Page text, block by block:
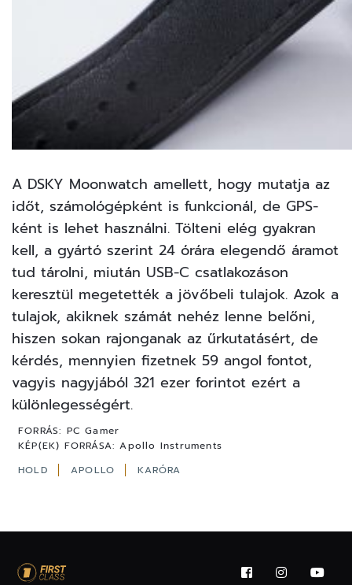
A DSKY Moonwatch amellett, hogy mutatja az
időt, számológépként is funkcionál, de GPS-
ként is lehet használni. Tölteni elég gyakran
kell, a gyártó szerint 24 órára elegendő áramot
tud tárolni, miután USB-C csatlakozáson
keresztül megetették a jövőbeli tulajok. Azok a
tulajok, akiknek számát nehéz lenne belőni,
hiszen sokan rajonganak az űrkutatásért, de
kérdés, mennyien fizetnek 59 angol fontot,
vagyis nagyjából 321 ezer forintot ezért a
különlegességért.
FORRÁS: PC Gamer
KÉP(EK) FORRÁSA: Apollo Instruments
HOLD
APOLLO KARÓRA